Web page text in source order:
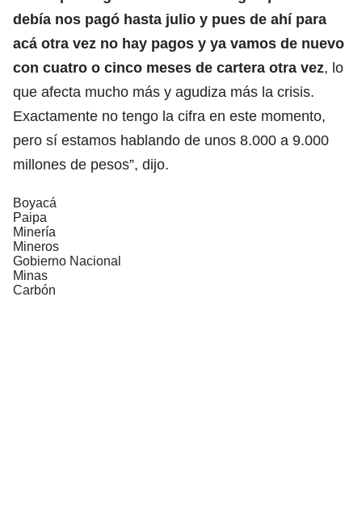
debía nos pagó hasta julio y pues de ahí para
acá otra vez no hay pagos y ya vamos de nuevo
con cuatro o cinco meses de cartera otra vez, lo
que afecta mucho más y agudiza más la crisis.
Exactamente no tengo la cifra en este momento,
pero sí estamos hablando de unos 8.000 a 9.000
millones de pesos”, dijo.
Boyacá
Paipa
Minería
Mineros
Gobierno Nacional
Minas
Carbón